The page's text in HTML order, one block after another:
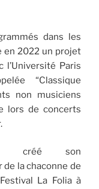
dans les
en 2022 un projet
l’Université Paris
“Classique
non musiciens
lors de concerts
a créé son
de la chaconne de
La Folia à